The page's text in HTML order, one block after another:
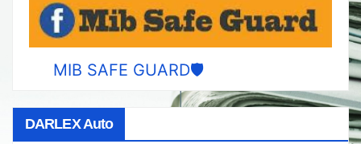
MIB SAFE GUARD🛡️
DARLEX Auto